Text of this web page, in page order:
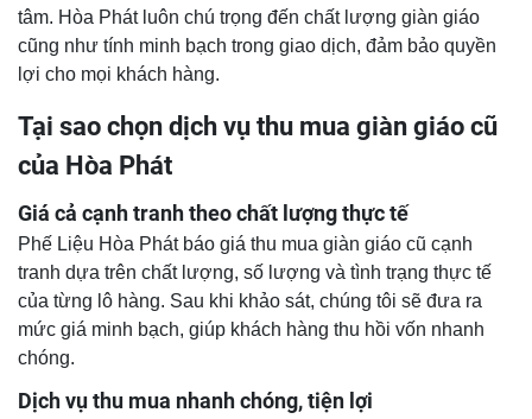
tâm. Hòa Phát luôn chú trọng đến chất lượng giàn giáo
cũng như tính minh bạch trong giao dịch, đảm bảo quyền
lợi cho mọi khách hàng.
Tại sao chọn dịch vụ thu mua giàn giáo cũ
của Hòa Phát
Giá cả cạnh tranh theo chất lượng thực tế
Phế Liệu Hòa Phát báo giá thu mua giàn giáo cũ cạnh
tranh dựa trên chất lượng, số lượng và tình trạng thực tế
của từng lô hàng. Sau khi khảo sát, chúng tôi sẽ đưa ra
mức giá minh bạch, giúp khách hàng thu hồi vốn nhanh
chóng.
Dịch vụ thu mua nhanh chóng, tiện lợi